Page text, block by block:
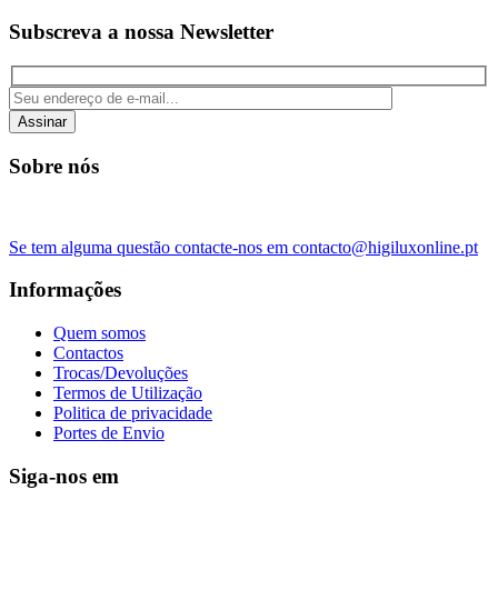
Subscreva a nossa Newsletter
Assinar
Sobre nós
Se tem alguma questão contacte-nos em contacto@higiluxonline.pt
Informações
Quem somos
Contactos
Trocas/Devoluções
Termos de Utilização
Politica de privacidade
Portes de Envio
Siga-nos em